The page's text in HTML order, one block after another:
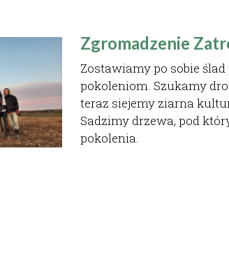
Zgromadzenie
Zostawiamy po sobie
pokoleniom. Szukamy
teraz siejemy ziarna
Sadzimy drzewa, pod
pokolenia.